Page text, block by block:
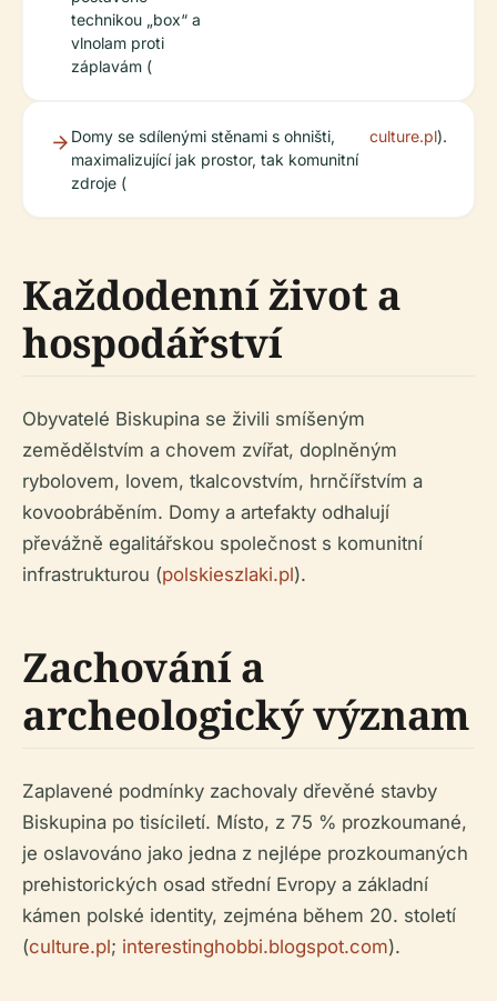
technikou „box“ a
vlnolam proti
záplavám (
Domy se sdílenými stěnami s ohništi,
maximalizující jak prostor, tak komunitní
zdroje (
culture.pl).
Každodenní život a
hospodářství
Obyvatelé Biskupina se živili smíšeným
zemědělstvím a chovem zvířat, doplněným
rybolovem, lovem, tkalcovstvím, hrnčířstvím a
kovoobráběním. Domy a artefakty odhalují
převážně egalitářskou společnost s komunitní
infrastrukturou (polskieszlaki.pl).
Zachování a
archeologický význam
Zaplavené podmínky zachovaly dřevěné stavby
Biskupina po tisíciletí. Místo, z 75 % prozkoumané,
je oslavováno jako jedna z nejlépe prozkoumaných
prehistorických osad střední Evropy a základní
kámen polské identity, zejména během 20. století
(culture.pl; interestinghobbi.blogspot.com).